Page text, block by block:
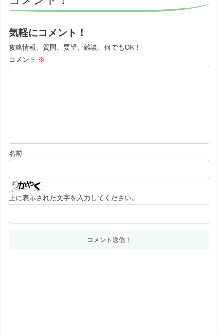
気軽にコメント！
攻略情報、質問、要望、雑談、何でもOK！
コメント ※
名前
上に表示された文字を入力してください。